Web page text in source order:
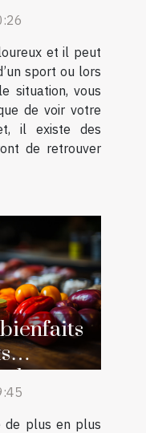
et il peut
sport ou lors
situation, vous
de voir votre
il existe des
de retrouver
la
out
de plus en plus